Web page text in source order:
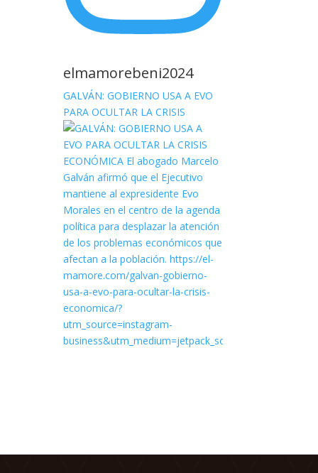
elmamorebeni2024
GALVÁN: GOBIERNO USA A EVO
PARA OCULTAR LA CRISIS